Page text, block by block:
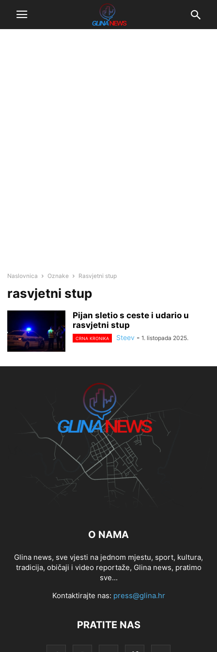
Naslovnica Oznake Rasvjetni stup
rasvjetni stup
Pijan sletio s ceste i udario u
rasvjetni stup
CRNA KRONIKA Steev - 1. listopada 2025.
O NAMA
Glina news, sve vjesti na jednom mjestu, sport, kultura,
tradicija, običaji i video reportaže, Glina news, pratimo
sve...
Kontaktirajte nas: press@glina.hr
PRATITE NAS